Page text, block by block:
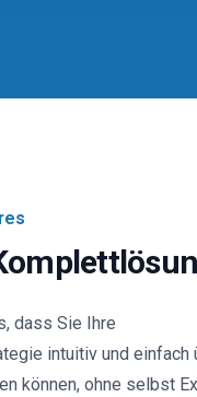
dass Sie Ihre
intuitiv und einfach
können, ohne selbst